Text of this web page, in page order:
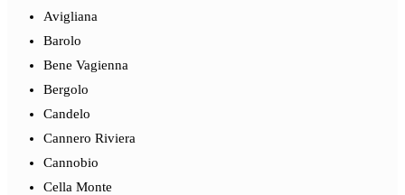
Avigliana
Barolo
Bene Vagienna
Bergolo
Candelo
Cannero Riviera
Cannobio
Cella Monte